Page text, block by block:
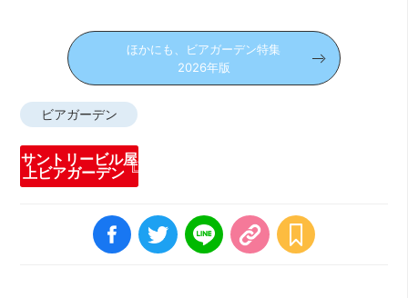
ほかにも、ビアガーデン特集
2026年版
ビアガーデン
サントリービル屋
上ビアガーデン